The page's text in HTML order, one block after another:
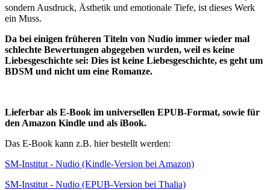
sondern Ausdruck, Ästhetik und emotionale Tiefe, ist dieses Werk
ein Muss.
Da bei einigen früheren Titeln von Nudio immer wieder mal
schlechte Bewertungen abgegeben wurden, weil es keine
Liebesgeschichte sei: Dies ist keine Liebesgeschichte, es geht um
BDSM und nicht um eine Romanze.
Lieferbar als E-Book im universellen EPUB-Format, sowie für
den Amazon Kindle und als iBook.
Das E-Book kann z.B. hier bestellt werden:
SM-Institut - Nudio (Kindle-Version bei Amazon)
SM-Institut - Nudio (EPUB-Version bei Thalia)